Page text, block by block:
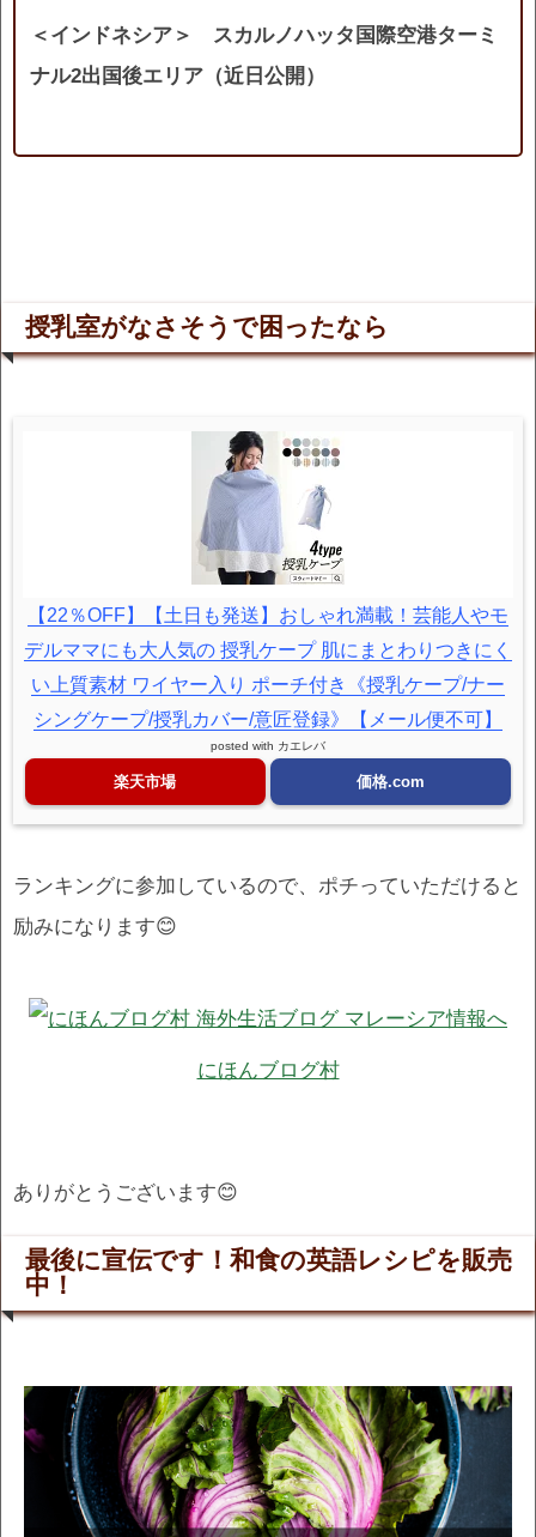
＜インドネシア＞ スカルノハッタ国際空港ターミ
ナル2出国後エリア（近日公開）
授乳室がなさそうで困ったなら
【22％OFF】【土日も発送】おしゃれ満載！芸能人やモ
デルママにも大人気の 授乳ケープ 肌にまとわりつきにく
い上質素材 ワイヤー入り ポーチ付き《授乳ケープ/ナー
シングケープ/授乳カバー/意匠登録》【メール便不可】
posted with カエレバ
楽天市場 価格.com
ランキングに参加しているので、ポチっていただけると
励みになります😊
にほんブログ村
ありがとうございます😊
最後に宣伝です！和食の英語レシピを販売
中！